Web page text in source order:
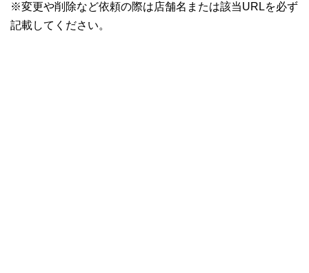
※変更や削除など依頼の際は店舗名または該当URLを必ず
記載してください。